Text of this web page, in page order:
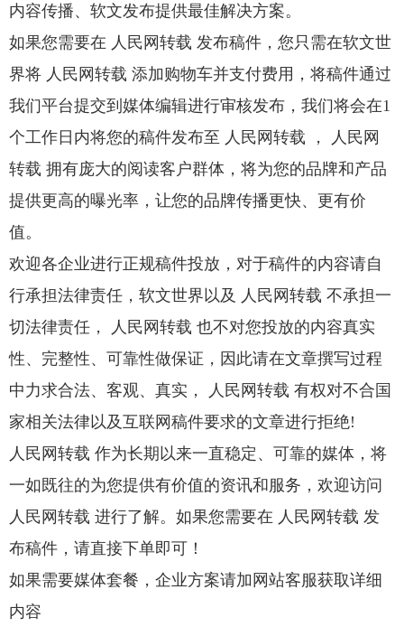
内容传播、软文发布提供最佳解决方案。
如果您需要在 人民网转载 发布稿件，您只需在软文世
界将 人民网转载 添加购物车并支付费用，将稿件通过
我们平台提交到媒体编辑进行审核发布，我们将会在1
个工作日内将您的稿件发布至 人民网转载 ， 人民网
转载 拥有庞大的阅读客户群体，将为您的品牌和产品
提供更高的曝光率，让您的品牌传播更快、更有价
值。
欢迎各企业进行正规稿件投放，对于稿件的内容请自
行承担法律责任，软文世界以及 人民网转载 不承担一
切法律责任， 人民网转载 也不对您投放的内容真实
性、完整性、可靠性做保证，因此请在文章撰写过程
中力求合法、客观、真实， 人民网转载 有权对不合国
家相关法律以及互联网稿件要求的文章进行拒绝!
人民网转载 作为长期以来一直稳定、可靠的媒体，将
一如既往的为您提供有价值的资讯和服务，欢迎访问
人民网转载 进行了解。如果您需要在 人民网转载 发
布稿件，请直接下单即可！
如果需要媒体套餐，企业方案请加网站客服获取详细
内容